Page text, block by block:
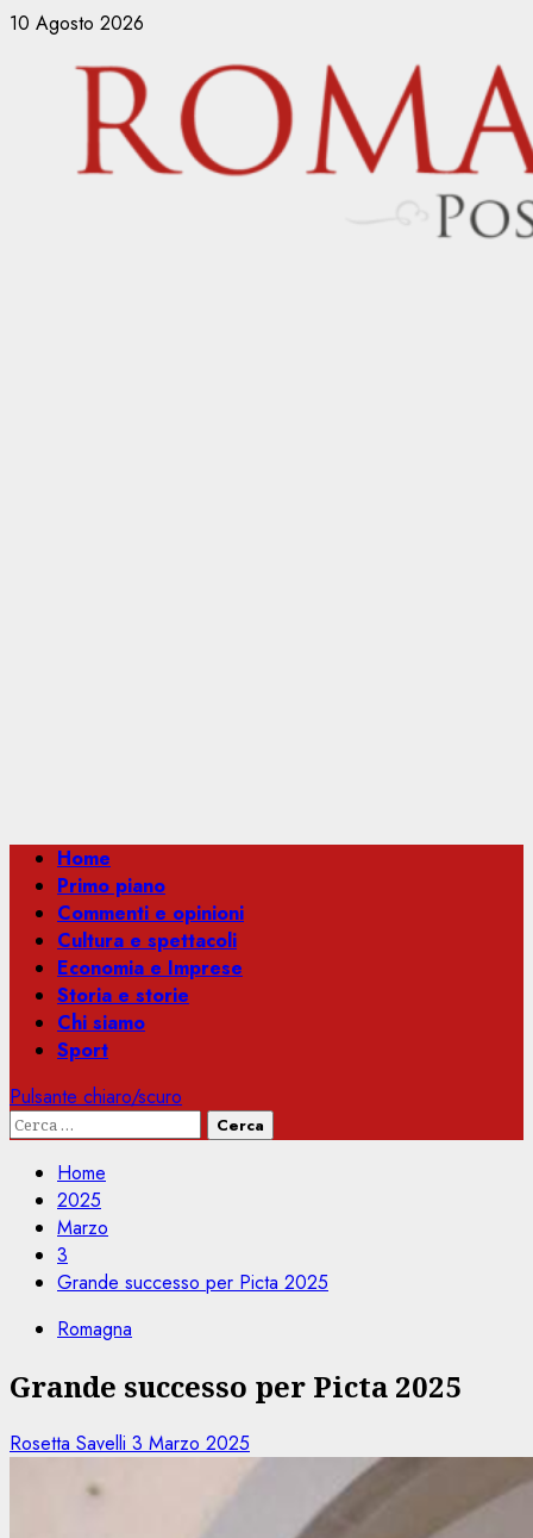
Vai
contenuto
10 Agosto 2026
Menu
principale
Home
Primo piano
Commenti e opinioni
Cultura e spettacoli
Economia e Imprese
Storia e storie
Chi siamo
Sport
Pulsante chiaro/scuro
Ricerca
Home
2025
Marzo
3
Grande successo per Picta 2025
Romagna
Grande successo per Picta 2025
Rosetta Savelli 3 Marzo 2025